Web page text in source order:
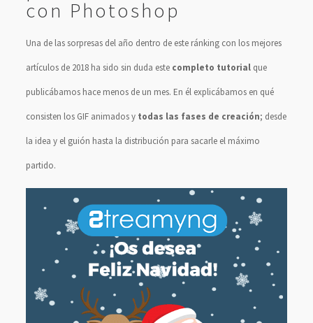
con Photoshop
Una de las sorpresas del año dentro de este ránking con los mejores
artículos de 2018 ha sido sin duda estecompleto tutorialque
publicábamos hace menos de un mes. En él explicábamos en qué
consisten los GIF animados y todas las fases de creación; desde
la idea y el guión hasta la distribución para sacarle el máximo
partido.